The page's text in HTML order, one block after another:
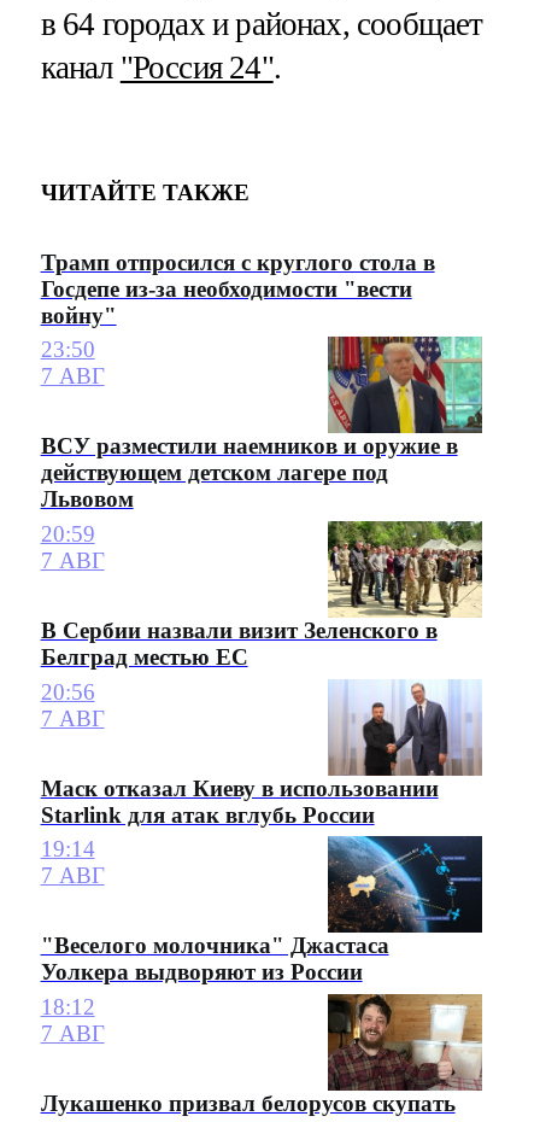
в 64 городах и районах, сообщает
канал "Россия 24".
ЧИТАЙТЕ ТАКЖЕ
Трамп отпросился с круглого стола в
Госдепе из-за необходимости "вести
войну"
23:50
7 АВГ
ВСУ разместили наемников и оружие в
действующем детском лагере под
Львовом
20:59
7 АВГ
В Сербии назвали визит Зеленского в
Белград местью ЕС
20:56
7 АВГ
Маск отказал Киеву в использовании
Starlink для атак вглубь России
19:14
7 АВГ
"Веселого молочника" Джастаса
Уолкера выдворяют из России
18:12
7 АВГ
Лукашенко призвал белорусов скупать